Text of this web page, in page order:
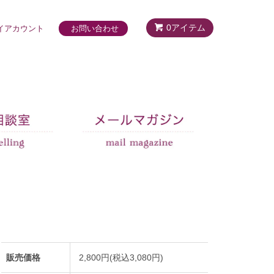
0アイテム
アカウント お問い合わせ
販売価格 2,800円(税込3,080円)